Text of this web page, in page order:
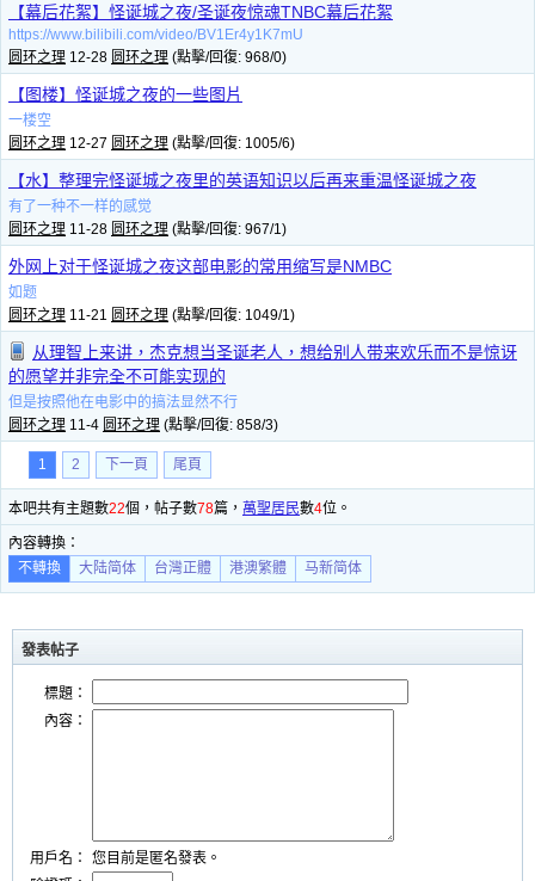
【幕后花絮】怪诞城之夜/圣诞夜惊魂TNBC幕后花絮
https://www.bilibili.com/video/BV1Er4y1K7mU
圆环之理 12-28 圆环之理 (點擊/回復: 968/0)
【图楼】怪诞城之夜的一些图片
一楼空
圆环之理 12-27 圆环之理 (點擊/回復: 1005/6)
【水】整理完怪诞城之夜里的英语知识以后再来重温怪诞城之夜
有了一种不一样的感觉
圆环之理 11-28 圆环之理 (點擊/回復: 967/1)
外网上对于怪诞城之夜这部电影的常用缩写是NMBC
如题
圆环之理 11-21 圆环之理 (點擊/回復: 1049/1)
从理智上来讲，杰克想当圣诞老人，想给别人带来欢乐而不是惊讶
的愿望并非完全不可能实现的
但是按照他在电影中的搞法显然不行
圆环之理 11-4 圆环之理 (點擊/回復: 858/3)
1 2 下一頁 尾頁
本吧共有主題數22個，帖子數78篇， 萬聖居民數4位。
內容轉換：
不轉換
大陆简体 台灣正體 港澳繁體 马新简体
發表帖子
標題：
內容：
用戶名：
您目前是匿名發表。